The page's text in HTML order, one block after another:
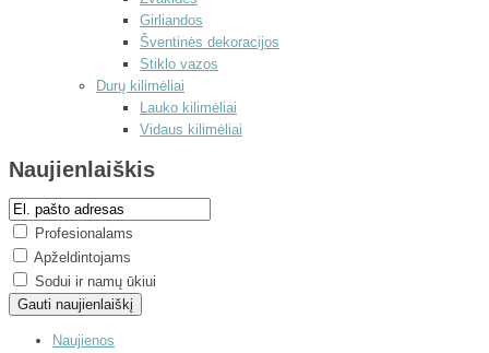
Girliandos
Šventinės dekoracijos
Stiklo vazos
Durų kilimėliai
Lauko kilimėliai
Vidaus kilimėliai
Naujienlaiškis
Profesionalams
Apželdintojams
Sodui ir namų ūkiui
Naujienos